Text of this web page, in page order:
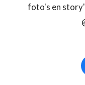
foto's en